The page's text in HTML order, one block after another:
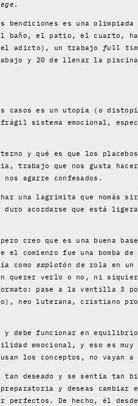
bendiciones es una
baño, el patio, el cuarto,
adicto), un trabajofull
y 20 de llenar la
casos es un utopía (o
sistema emocional,
y qué es que los
trabajo que nos gusta
agarre confesados.
una lagrimita que nomás
acordarse que está
creo que es una buena
comienzo fue una bomba de
como explotón de rola en un
querer verlo o no, ni
pase a la ventilla 3
neo luterana,
y debe funcionar en
emocional, y eso es
usan los conceptos, no vayan
deseado y se sentía tan
y deseas cambiar
De hecho, él desde